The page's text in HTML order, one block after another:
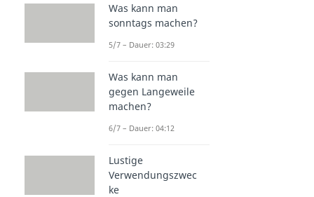
Was kann man
sonntags machen?
5/7 – Dauer: 03:29
Was kann man
gegen Langeweile
machen?
6/7 – Dauer: 04:12
Lustige
Verwendungszwec
ke